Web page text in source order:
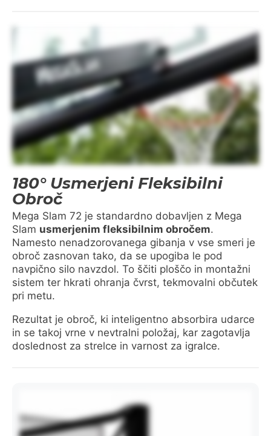
180° Usmerjeni Fleksibilni
Obroč
Mega Slam 72 je standardno dobavljen z Mega
Slam usmerjenim fleksibilnim obročem.
Namesto nenadzorovanega gibanja v vse smeri je
obroč zasnovan tako, da se upogiba le pod
navpično silo navzdol. To ščiti ploščo in montažni
sistem ter hkrati ohranja čvrst, tekmovalni občutek
pri metu.
Rezultat je obroč, ki inteligentno absorbira udarce
in se takoj vrne v nevtralni položaj, kar zagotavlja
doslednost za strelce in varnost za igralce.